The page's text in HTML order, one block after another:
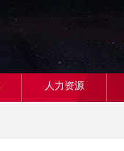
人力资源